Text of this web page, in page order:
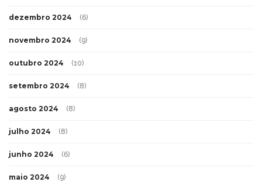
dezembro 2024 (6)
novembro 2024 (9)
outubro 2024 (10)
setembro 2024 (8)
agosto 2024 (8)
julho 2024 (8)
junho 2024 (6)
maio 2024 (9)